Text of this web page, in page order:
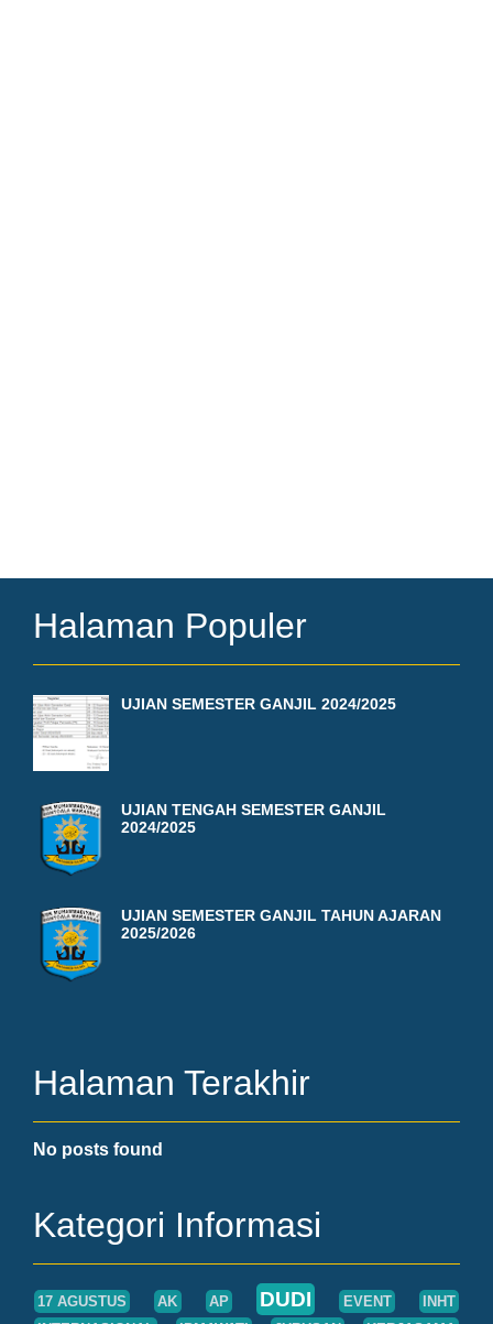
Halaman Populer
UJIAN SEMESTER GANJIL 2024/2025
UJIAN TENGAH SEMESTER GANJIL
2024/2025
UJIAN SEMESTER GANJIL TAHUN AJARAN
2025/2026
Halaman Terakhir
No posts found
Kategori Informasi
17 AGUSTUS AK AP DUDI EVENT
INHT